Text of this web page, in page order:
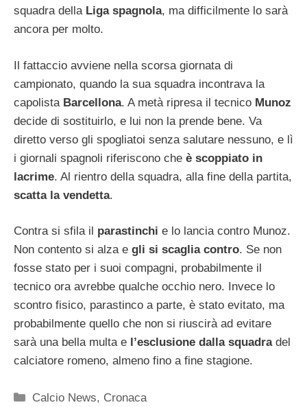
squadra della Liga spagnola, ma difficilmente lo sarà
ancora per molto.
Il fattaccio avviene nella scorsa giornata di
campionato, quando la sua squadra incontrava la
capolista Barcellona. A metà ripresa il tecnico Munoz
decide di sostituirlo, e lui non la prende bene. Va
diretto verso gli spogliatoi senza salutare nessuno, e lì
i giornali spagnoli riferiscono che è scoppiato in
lacrime. Al rientro della squadra, alla fine della partita,
scatta la vendetta.
Contra si sfila il parastinchi e lo lancia contro Munoz.
Non contento si alza e gli si scaglia contro. Se non
fosse stato per i suoi compagni, probabilmente il
tecnico ora avrebbe qualche occhio nero. Invece lo
scontro fisico, parastinco a parte, è stato evitato, ma
probabilmente quello che non si riuscirà ad evitare
sarà una bella multa e l’esclusione dalla squadra del
calciatore romeno, almeno fino a fine stagione.
Categorie
Calcio News, Cronaca